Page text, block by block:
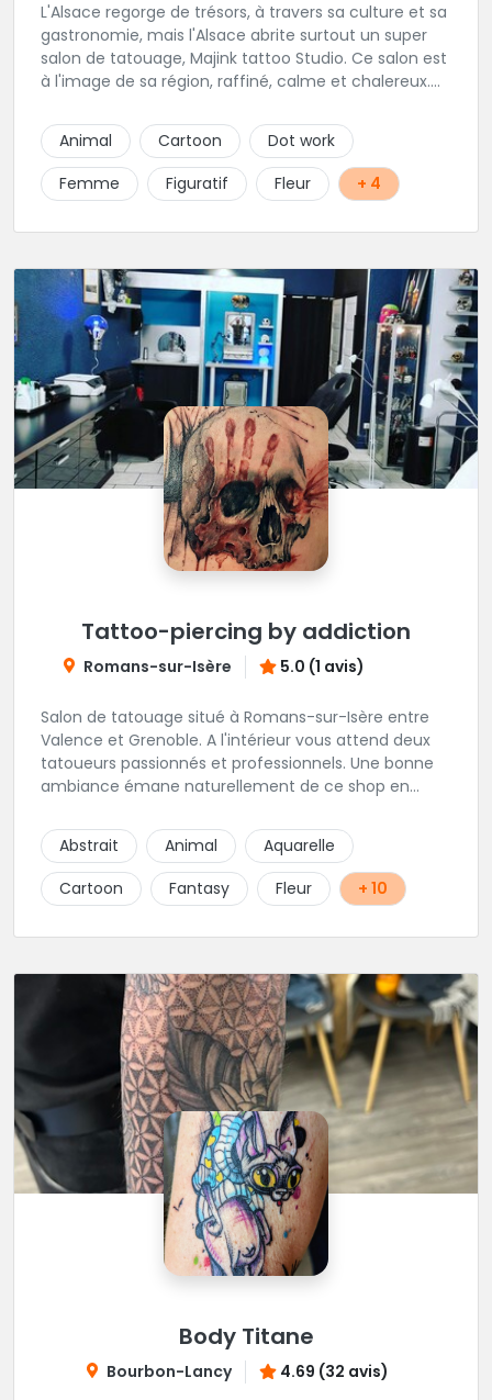
L'Alsace regorge de trésors, à travers sa culture et sa
gastronomie, mais l'Alsace abrite surtout un super
salon de tatouage, Majink tattoo Studio. Ce salon est
à l'image de sa région, raffiné, calme et chalereux.
découvrir son super shop !
Animal Cartoon
Dot work
Femme
Figuratif Fleur + 4
Tattoo-piercing by addiction
Romans-sur-Isère 5.0 (1 avis)
Salon de tatouage situé à Romans-sur-Isère entre
Valence et Grenoble. A l'intérieur vous attend deux
tatoueurs passionnés et professionnels. Une bonne
ambiance émane naturellement de ce shop en
Abstrait
Animal
Aquarelle
Cartoon
Fantasy Fleur + 10
Body Titane
Bourbon-Lancy 4.69 (32 avis)